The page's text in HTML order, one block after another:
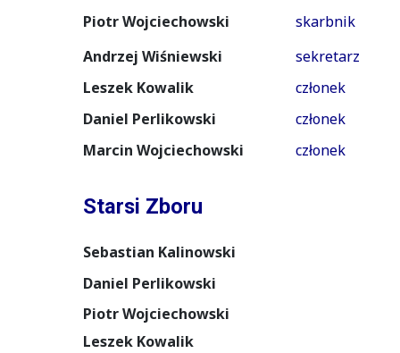
Piotr Wojciechowski
skarbnik
Andrzej Wiśniewski
sekretarz
Leszek Kowalik
członek
Daniel Perlikowski
członek
Marcin Wojciechowski
członek
Starsi Zboru
Sebastian Kalinowski
Daniel Perlikowski
Piotr Wojciechowski
Leszek Kowalik